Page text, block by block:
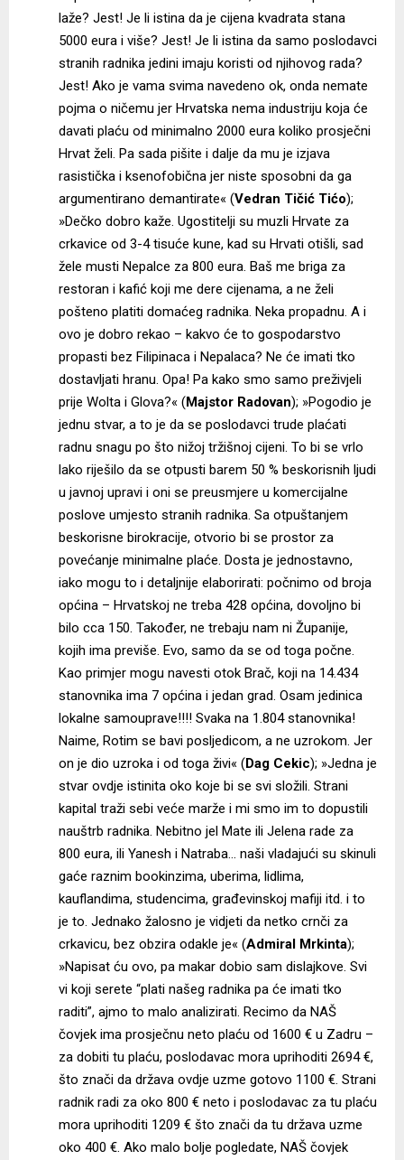
laže? Jest! Je li istina da je cijena kvadrata stana
5000 eura i više? Jest! Je li istina da samo poslodavci
stranih radnika jedini imaju koristi od njihovog rada?
Jest! Ako je vama svima navedeno ok, onda nemate
pojma o ničemu jer Hrvatska nema industriju koja će
davati plaću od minimalno 2000 eura koliko prosječni
Hrvat želi. Pa sada pišite i dalje da mu je izjava
rasistička i ksenofobična jer niste sposobni da ga
argumentirano demantirate« (Vedran Tičić Tićo);
»Dečko dobro kaže. Ugostitelji su muzli Hrvate za
crkavice od 3-4 tisuće kune, kad su Hrvati otišli, sad
žele musti Nepalce za 800 eura. Baš me briga za
restoran i kafić koji me dere cijenama, a ne želi
pošteno platiti domaćeg radnika. Neka propadnu. A i
ovo je dobro rekao – kakvo će to gospodarstvo
propasti bez Filipinaca i Nepalaca? Ne će imati tko
dostavljati hranu. Opa! Pa kako smo samo preživjeli
prije Wolta i Glova?« (Majstor Radovan); »Pogodio je
jednu stvar, a to je da se poslodavci trude plaćati
radnu snagu po što nižoj tržišnoj cijeni. To bi se vrlo
lako riješilo da se otpusti barem 50 % beskorisnih ljudi
u javnoj upravi i oni se preusmjere u komercijalne
poslove umjesto stranih radnika. Sa otpuštanjem
beskorisne birokracije, otvorio bi se prostor za
povećanje minimalne plaće. Dosta je jednostavno,
iako mogu to i detaljnije elaborirati: počnimo od broja
općina – Hrvatskoj ne treba 428 općina, dovoljno bi
bilo cca 150. Također, ne trebaju nam ni Županije,
kojih ima previše. Evo, samo da se od toga počne.
Kao primjer mogu navesti otok Brač, koji na 14.434
stanovnika ima 7 općina i jedan grad. Osam jedinica
lokalne samouprave!!!! Svaka na 1.804 stanovnika!
Naime, Rotim se bavi posljedicom, a ne uzrokom. Jer
on je dio uzroka i od toga živi« (Dag Cekic); »Jedna je
stvar ovdje istinita oko koje bi se svi složili. Strani
kapital traži sebi veće marže i mi smo im to dopustili
nauštrb radnika. Nebitno jel Mate ili Jelena rade za
800 eura, ili Yanesh i Natraba… naši vladajući su skinuli
gaće raznim bookinzima, uberima, lidlima,
kauflandima, studencima, građevinskoj mafiji itd. i to
je to. Jednako žalosno je vidjeti da netko crnči za
crkavicu, bez obzira odakle je« (Admiral Mrkinta);
»Napisat ću ovo, pa makar dobio sam dislajkove. Svi
vi koji serete “plati našeg radnika pa će imati tko
raditi”, ajmo to malo analizirati. Recimo da NAŠ
čovjek ima prosječnu neto plaću od 1600 € u Zadru –
za dobiti tu plaću, poslodavac mora uprihoditi 2694 €,
što znači da država ovdje uzme gotovo 1100 €. Strani
radnik radi za oko 800 € neto i poslodavac za tu plaću
mora uprihoditi 1209 € što znači da tu država uzme
oko 400 €. Ako malo bolje pogledate, NAŠ čovjek